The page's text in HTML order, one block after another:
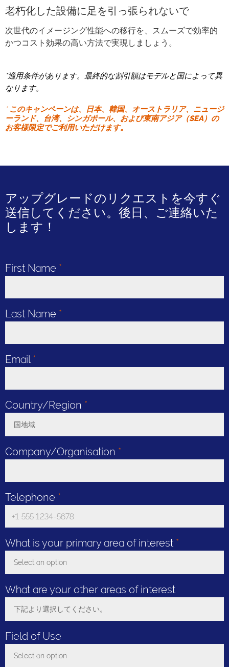
老朽化した設備に足を引っ張られないで
次世代のイメージング性能への移行を、スムーズで効率的
かつコスト効果の高い方法で実現しましょう。
*適用条件があります。最終的な割引額はモデルと国によって異
なります。
*このキャンペーンは、日本、韓国、オーストラリア、ニュージ
ーランド、台湾、シンガポール、および東南アジア（SEA）の
お客様限定でご利用いただけます。
アップグレードのリクエストを今すぐ
送信してください。後日、ご連絡いた
します！
First Name *
Last Name *
Email *
Country/Region *
国地域
Company/Organisation *
Telephone *
What is your primary area of interest *
Select an option
What are your other areas of interest
下記より選択してください。
Field of Use
Select an option